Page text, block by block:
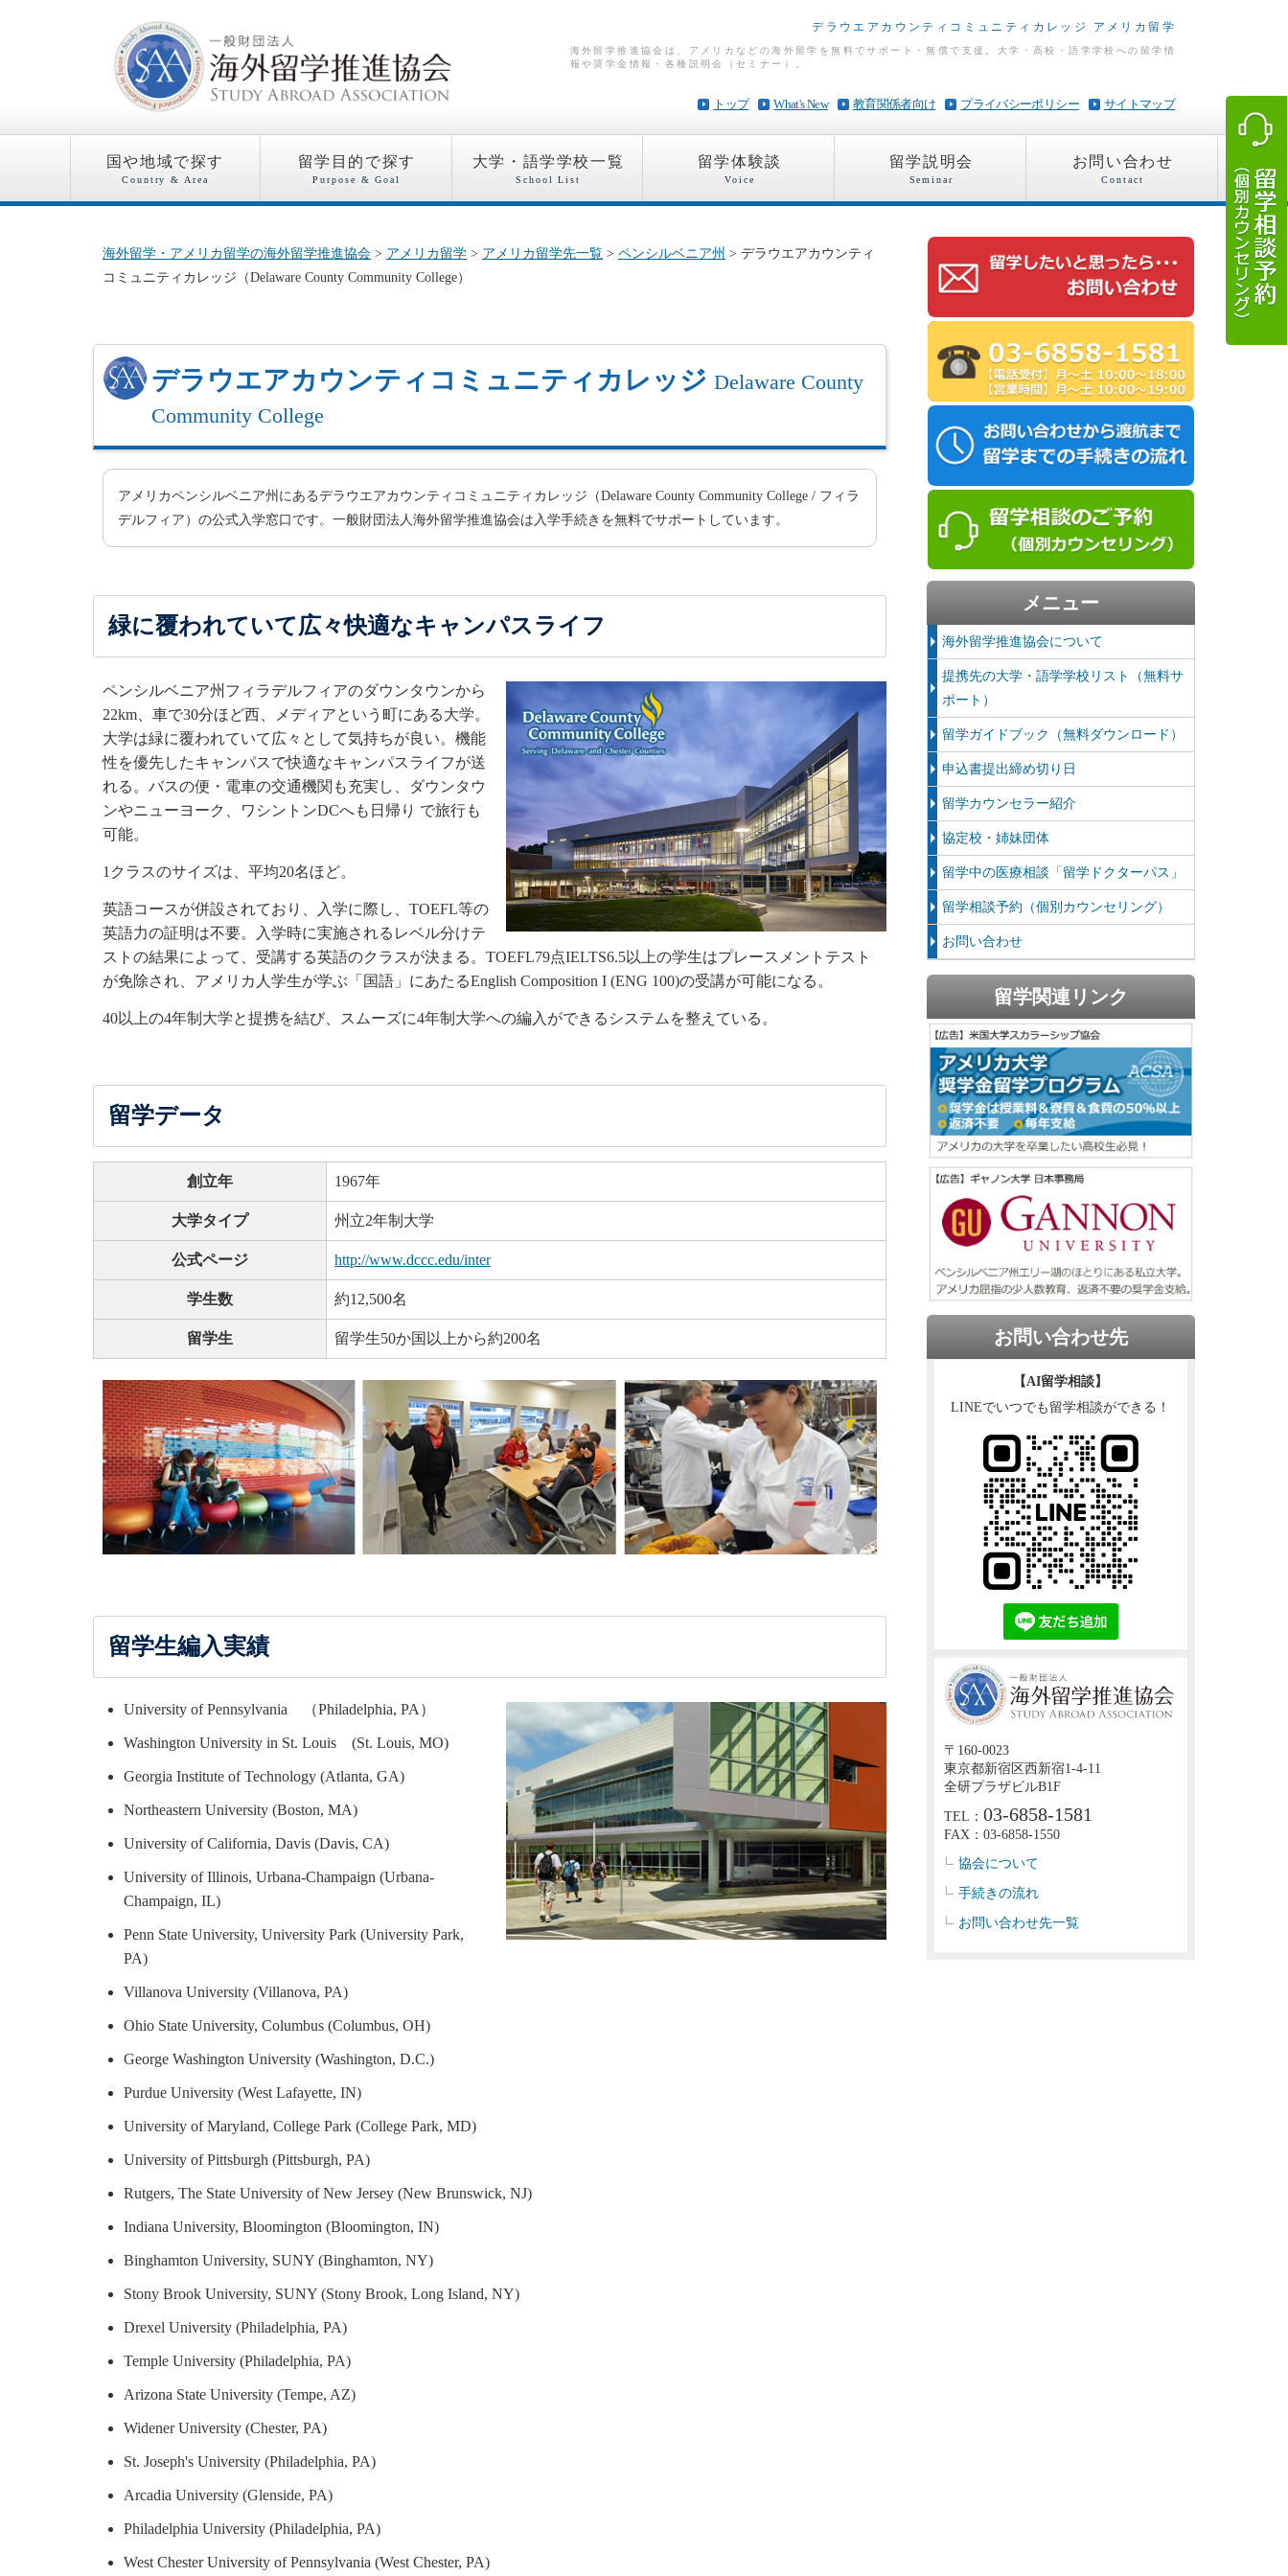
デラウエアカウンティコミュニティカレッジ アメリカ留学
海外留学推進協会は、アメリカなどの海外留学を無料でサポート・無償で支援。大学・高校・語学学校への留学情
報や奨学金情報・各種説明会（セミナー）。
サイトマップ
プライバシーポリシー
教育関係者向け
What's New
トップ
国や地域で探す
Country & Area
留学目的で探す
Purpose & Goal
大学・語学学校一覧
School List
留学体験談
Voice
留学説明会
Seminar
お問い合わせ
Contact
海外留学・アメリカ留学の海外留学推進協会 > アメリカ留学 > アメリカ留学先一覧 > ペンシルベニア州 > デラウエアカウンティ
コミュニティカレッジ（Delaware County Community College）
デラウエアカウンティコミュニティカレッジ Delaware County
Community College
アメリカペンシルベニア州にあるデラウエアカウンティコミュニティカレッジ（Delaware County Community College / フィラ
デルフィア）の公式入学窓口です。一般財団法人海外留学推進協会は入学手続きを無料でサポートしています。
緑に覆われていて広々快適なキャンパスライフ
ペンシルベニア州フィラデルフィアのダウンタウンから
22km、車で30分ほど西、メディアという町にある大学。
大学は緑に覆われていて広々として気持ちが良い。機能
性を優先したキャンパスで快適なキャンパスライフが送
れる。バスの便・電車の交通機関も充実し、ダウンタウ
ンやニューヨーク、ワシントンDCへも日帰り で旅行も
可能。
1クラスのサイズは、平均20名ほど。
英語コースが併設されており、入学に際し、TOEFL等の
英語力の証明は不要。入学時に実施されるレベル分けテ
ストの結果によって、受講する英語のクラスが決まる。TOEFL79点IELTS6.5以上の学生はプレースメントテスト
が免除され、アメリカ人学生が学ぶ「国語」にあたるEnglish Composition I (ENG 100)の受講が可能になる。
40以上の4年制大学と提携を結び、スムーズに4年制大学への編入ができるシステムを整えている。
留学データ
創立年 1967年
大学タイプ 州立2年制大学
公式ページ http://www.dccc.edu/inter
学生数 約12,500名
留学生 留学生50か国以上から約200名
留学生編入実績
University of Pennsylvania （Philadelphia, PA）
Washington University in St. Louis (St. Louis, MO)
Georgia Institute of Technology (Atlanta, GA)
Northeastern University (Boston, MA)
University of California, Davis (Davis, CA)
University of Illinois, Urbana-Champaign (Urbana-
Champaign, IL)
Penn State University, University Park (University Park,
PA)
Villanova University (Villanova, PA)
Ohio State University, Columbus (Columbus, OH)
George Washington University (Washington, D.C.)
Purdue University (West Lafayette, IN)
University of Maryland, College Park (College Park, MD)
University of Pittsburgh (Pittsburgh, PA)
Rutgers, The State University of New Jersey (New Brunswick, NJ)
Indiana University, Bloomington (Bloomington, IN)
Binghamton University, SUNY (Binghamton, NY)
Stony Brook University, SUNY (Stony Brook, Long Island, NY)
Drexel University (Philadelphia, PA)
Temple University (Philadelphia, PA)
Arizona State University (Tempe, AZ)
Widener University (Chester, PA)
St. Joseph's University (Philadelphia, PA)
Arcadia University (Glenside, PA)
Philadelphia University (Philadelphia, PA)
West Chester University of Pennsylvania (West Chester, PA)
メニュー
海外留学推進協会について
提携先の大学・語学学校リスト（無料サ
ポート）
留学ガイドブック（無料ダウンロード）
申込書提出締め切り日
留学カウンセラー紹介
協定校・姉妹団体
留学中の医療相談「留学ドクターパス」
留学相談予約（個別カウンセリング）
お問い合わせ
留学関連リンク
お問い合わせ先
【AI留学相談】
LINEでいつでも留学相談ができる！
〒160-0023
東京都新宿区西新宿1-4-11
全研プラザビルB1F
TEL：03-6858-1581
FAX：03-6858-1550
協会について
手続きの流れ
お問い合わせ先一覧